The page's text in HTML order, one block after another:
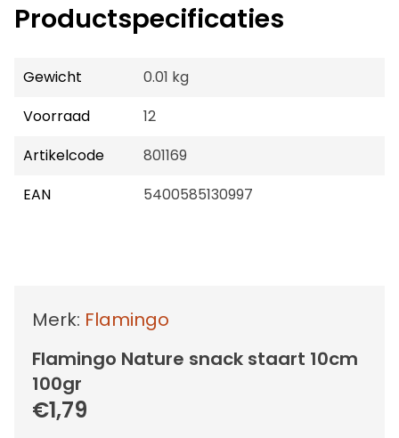
Productspecificaties
Gewicht
0.01 kg
Voorraad
12
Artikelcode
801169
EAN
5400585130997
Merk: Flamingo
Flamingo Nature snack staart 10cm
100gr
€1,79